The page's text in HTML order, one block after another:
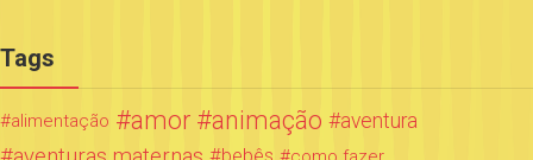
Tags
alimentação amor animação aventura